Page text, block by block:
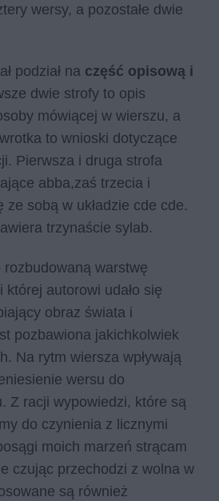
wersy, a pozostałe dwie
podział na część opisową i
dwie strofy to opis
mówiącej w wierszu, a
to wnioski dotyczące
Pierwsza i druga strofa
abba,zaś trzecia i
ze sobą w układzie cde cde.
trzynaście sylab.
warstwę
autorowi udało się
obraz świata i
pozbawiona jakichkolwiek
Na rytm wiersza wpływają
wersu do
Z racji wypowiedzi, które są
do czynienia z licznymi
moich marzeń strącam
czując przechodzi z wolna w
są również